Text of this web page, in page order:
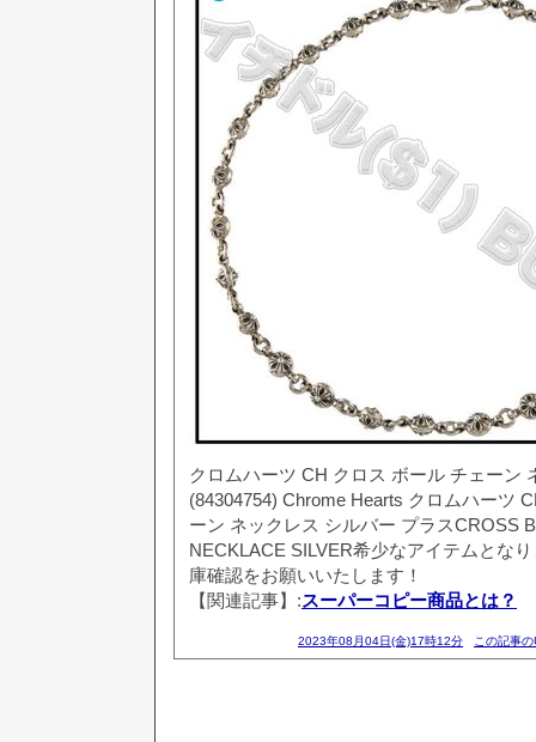
クロムハーツ CH クロス ボール チェーン
(84304754) Chrome Hearts クロムハーツ
ーン ネックレス シルバー プラスCROSS
NECKLACE SILVER希少なアイテムとな
庫確認をお願いいたします！
【関連記事】:スーパーコピー商品とは？
2023年08月04日(金)17時12分 この記事